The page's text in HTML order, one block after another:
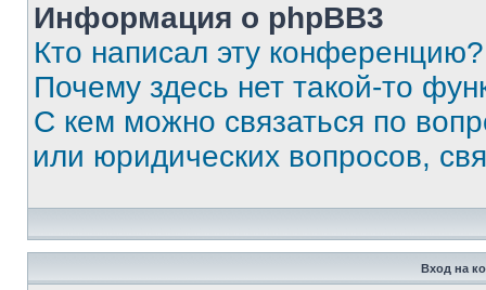
Информация о phpBB3
Кто написал эту конференцию?
Почему здесь нет такой-то
С кем можно связаться по
или юридических вопросов,
Вход на